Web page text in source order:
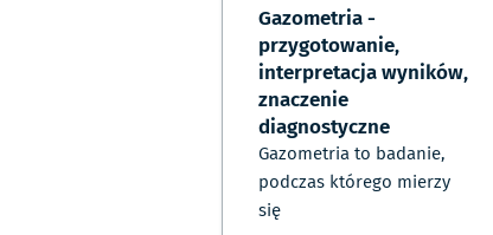
Gazometria -
przygotowanie,
interpretacja wyników,
znaczenie
diagnostyczne
Gazometria to badanie,
podczas którego mierzy
się